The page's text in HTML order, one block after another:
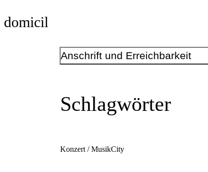
domicil
Anschrift und Erreichbarkeit
E-Mail-Adresse
info@domicil-dortmund.de
domicil
44137 Dortmund
Schlagwörter
Konzert / MusikCity